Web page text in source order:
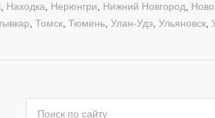
Находка Нерюнгри Нижний Новгород
Томск Тюмень Улан-Удэ Ульяновск